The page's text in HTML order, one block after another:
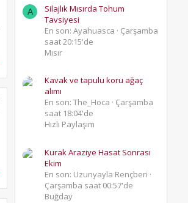
A
Silajlık Mısırda Tohum
Tavsiyesi
En son: Ayahuasca
Çarşamba
saat 20:15'de
Mısır
Kavak ve tapulu koru ağaç
alımı
En son: The_Hoca
Çarşamba
saat 18:04'de
Hızlı Paylaşım
Kurak Araziye Hasat Sonrası
Ekim
En son: Uzunyayla Rençberi
Çarşamba saat 00:57'de
Buğday